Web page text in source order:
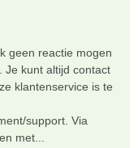
geen reactie mogen
Je kunt altijd contact
klantenservice is te
support. Via
met...